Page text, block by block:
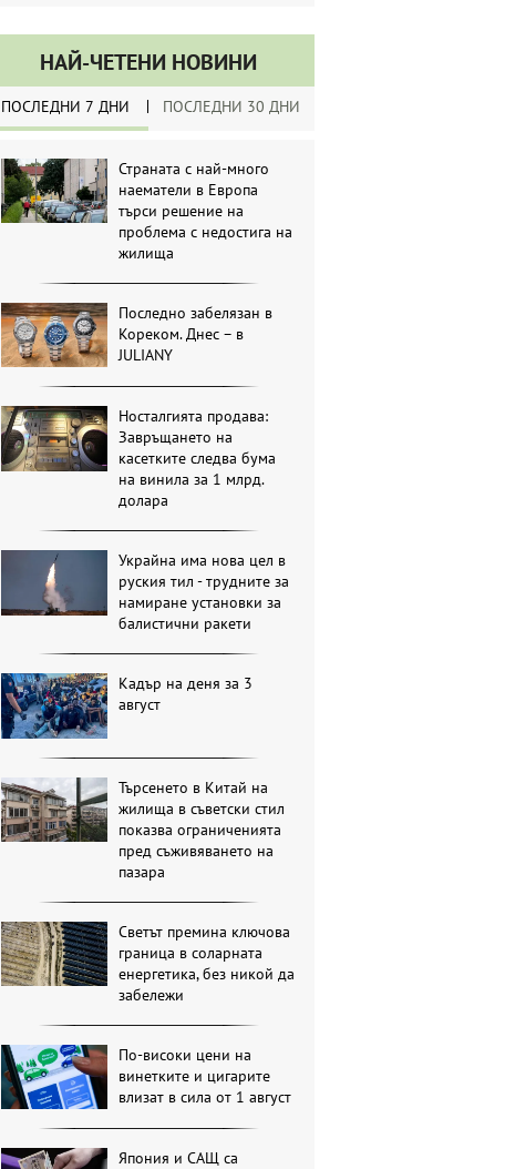
НАЙ-ЧЕТЕНИ НОВИНИ
ПОСЛЕДНИ 7 ДНИ ПОСЛЕДНИ 30 ДНИ
Страната с най-много
наематели в Европа
търси решение на
проблема с недостига на
жилища
Последно забелязан в
Кореком. Днес – в
JULIANY
Носталгията продава:
Завръщането на
касетките следва бума
на винила за 1 млрд.
долара
Украйна има нова цел в
руския тил - трудните за
намиране установки за
балистични ракети
Кадър на деня за 3
август
Търсенето в Китай на
жилища в съветски стил
показва ограниченията
пред съживяването на
пазара
Светът премина ключова
граница в соларната
енергетика, без никой да
забележи
По-високи цени на
винетките и цигарите
влизат в сила от 1 август
Япония и САЩ са